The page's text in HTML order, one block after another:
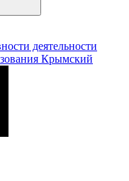
деятельности
Крымский